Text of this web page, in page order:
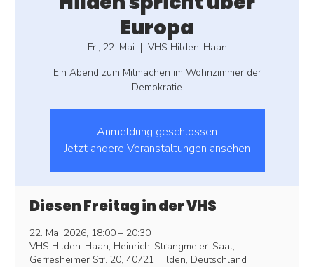
Europa
Fr., 22. Mai
  |
VHS Hilden-Haan
Ein Abend zum Mitmachen im Wohnzimmer der
Demokratie
Anmeldung geschlossen
Jetzt andere Veranstaltungen ansehen
Diesen Freitag in der VHS
22. Mai 2026, 18:00 – 20:30
VHS Hilden-Haan, Heinrich-Strangmeier-Saal,
Gerresheimer Str. 20, 40721 Hilden, Deutschland